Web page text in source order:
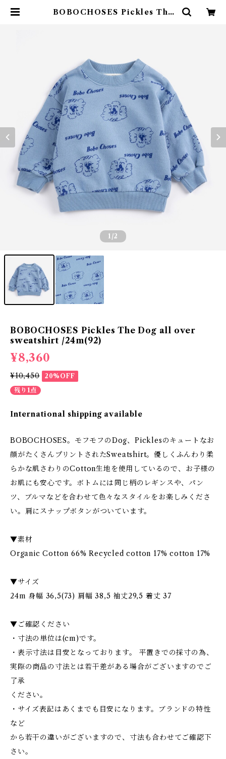
BOBOCHOSES Pickles The
1 /2
BOBOCHOSES Pickles The Dog all over
sweatshirt /24m(92)
¥8,360
¥10,450
20%OFF
残り1点
International shipping available
BOBOCHOSES。モフモフのDog、Picklesのキュートなお
顔がたくさんプリントされたSweatshirt。優しくふんわり柔
らかな肌さわりのCotton生地を使用しているので、お子様の
お肌にも安心です。ボトムには同じ柄のレギンスや、パン
ツ、ブルマなどを合わせて色々なスタイルをお楽しみくださ
い。肩にスナップボタンがついています。
▼素材
Organic Cotton 66% Recycled cotton 17% cotton 17%
▼サイズ
24m 身幅 36,5(73) 肩幅 38,5 袖丈29,5 着丈 37
▼ご確認ください
・寸法の単位は(cm)です。
・表示寸法は目安となっております。 平置きでの採寸の為、
実際の商品の寸法とは若干差がある場合がございますのでご
了承
ください。
・サイズ表記はあくまでも目安になります。ブランドの特性
など
から若干の違いがございますので、寸法も合わせてご確認下
さい。